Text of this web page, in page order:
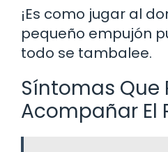
¡Es como jugar al
pequeño empujón
todo se tambalee.
Síntomas Que
Acompañar El